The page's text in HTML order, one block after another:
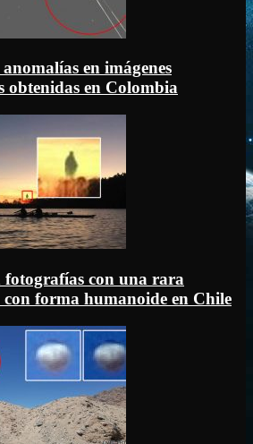
en imágenes
obtenidas en Colombia
fotografías con una rara
forma humanoide en Chile